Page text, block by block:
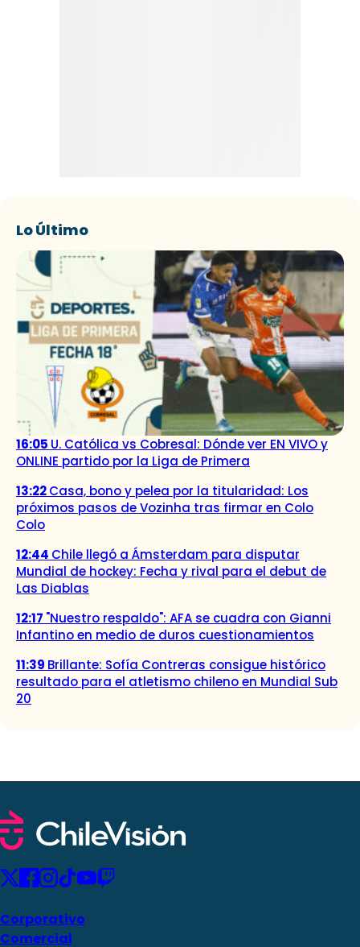
Lo Último
16:05 U. Católica vs Cobresal: Dónde ver EN VIVO y
ONLINE partido por la Liga de Primera
13:22Casa, bono y pelea por la titularidad: Los
próximos pasos de Vozinha tras firmar en Colo
Colo
12:44 Chile llegó a Ámsterdam para disputar
Mundial de hockey: Fecha y rival para el debut de
Las Diablas
12:17 "Nuestro respaldo": AFA se cuadra con Gianni
Infantino en medio de duros cuestionamientos
11:39 Brillante: Sofía Contreras consigue histórico
resultado para el atletismo chileno en Mundial Sub
20
Corporativo
Comercial